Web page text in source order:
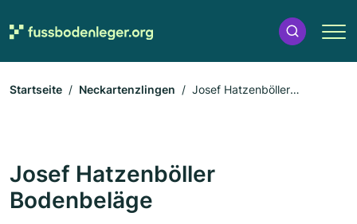
Startseite Neckartenzlingen
Josef Hatzenböller
Josef Hatzenböller
Bodenbeläge